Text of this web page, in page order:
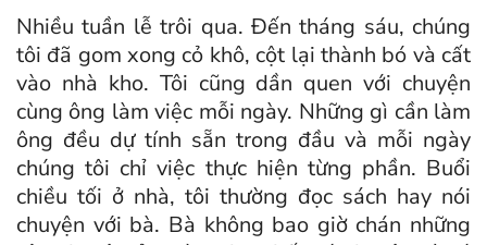
Nhiều tuần lễ trôi qua. Đến tháng sáu, chúng
tôi đã gom xong cỏ khô, cột lại thành bó và cất
vào nhà kho. Tôi cũng dần quen với chuyện
cùng ông làm việc mỗi ngày. Những gì cần làm
ông đều dự tính sẵn trong đầu và mỗi ngày
chúng tôi chỉ việc thực hiện từng phần. Buổi
chiều tối ở nhà, tôi thường đọc sách hay nói
chuyện với bà. Bà không bao giờ chán những